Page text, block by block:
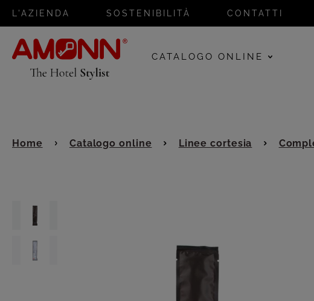
L'AZIENDA SOSTENIBILITÀ CONTATTI
CATALOGO ONLINE
Home Catalogo online Linee cortesia